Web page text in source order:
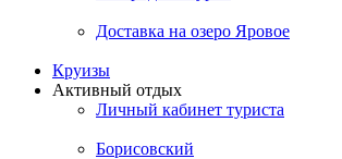
Доставка на озеро Яровое
Круизы
Активный отдых
Личный кабинет туриста
Борисовский